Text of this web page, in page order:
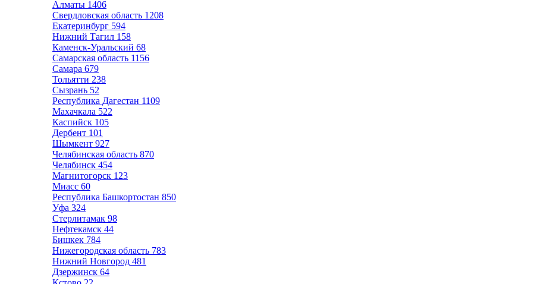
Алматы 1406
Свердловская область 1208
Екатеринбург 594
Нижний Тагил 158
Каменск-Уральский 68
Самарская область 1156
Самара 679
Тольятти 238
Сызрань 52
Республика Дагестан 1109
Махачкала 522
Каспийск 105
Дербент 101
Шымкент 927
Челябинская область 870
Челябинск 454
Магнитогорск 123
Миасс 60
Республика Башкортостан 850
Уфа 324
Стерлитамак 98
Нефтекамск 44
Бишкек 784
Нижегородская область 783
Нижний Новгород 481
Дзержинск 64